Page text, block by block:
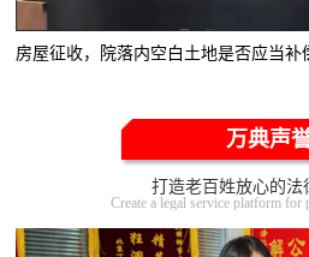
房屋征收，院落内空白土地是否应当补
万典声
打造老百姓放心的法
Create a legal service platform for